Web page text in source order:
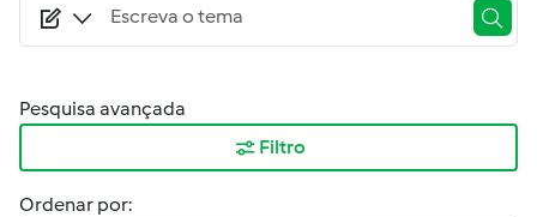
Pesquisa avançada
Filtro
Ordenar por: